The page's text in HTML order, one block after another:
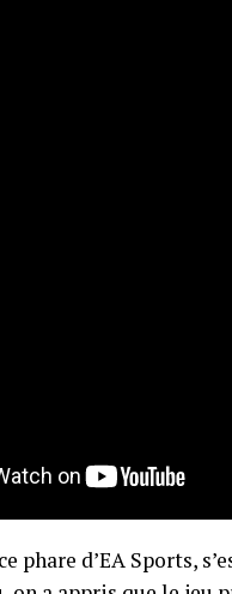
phare d’EA Sports,